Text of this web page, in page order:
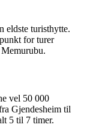
eldste turisthytte.
for turer
vel 50 000
Gjendesheim til
5 til 7 timer.